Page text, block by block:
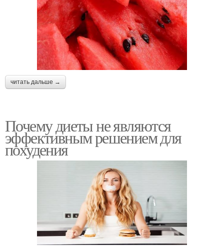
читать дальше →
Почему диеты не являются
эффективным решением для
похудения